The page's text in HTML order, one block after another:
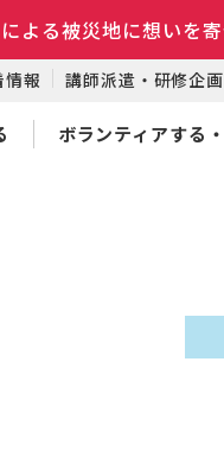
よる被災地に想いを
情報 講師派遣・研修企画
ボランティアする